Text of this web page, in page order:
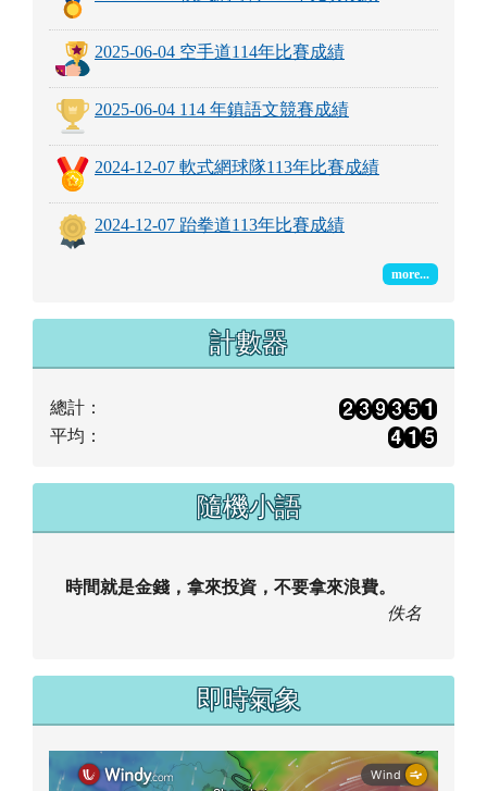
2025-06-04 空手道114年比賽成績
2025-06-04 114 年鎮語文競賽成績
2024-12-07 軟式網球隊113年比賽成績
2024-12-07 跆拳道113年比賽成績
more...
計數器
總計：
平均：
隨機小語
時間就是金錢，拿來投資，不要拿來浪費。
佚名
即時氣象